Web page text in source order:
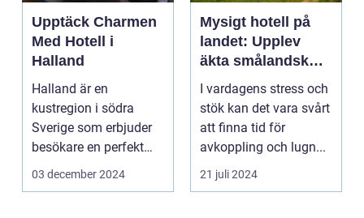
Upptäck Charmen
Med Hotell i
Halland
Halland är en
kustregion i södra
Sverige som erbjuder
besökare en perfekt
blandning a...
03 december 2024
Mysigt hotell på
landet: Upplev
äkta smålandsk
charm på
smålandstorpet
I vardagens stress och
stök kan det vara svårt
att finna tid för
avkoppling och lugn...
21 juli 2024